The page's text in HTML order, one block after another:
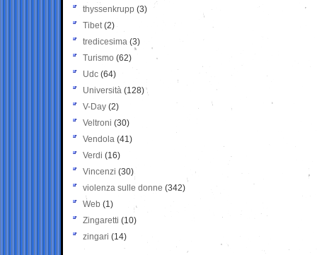
thyssenkrupp (3)
Tibet(2)
tredicesima (3)
Turismo (62)
Udc (64)
Università (128)
V-Day (2)
Veltroni (30)
Vendola (41)
Verdi (16)
Vincenzi (30)
violenza sulle donne (342)
Web (1)
Zingaretti (10)
zingari (14)